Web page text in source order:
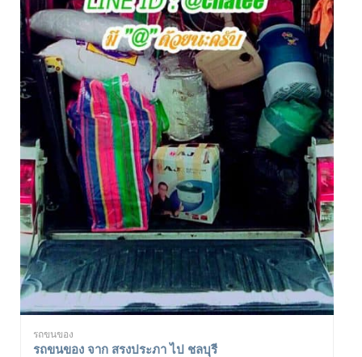
รถขนของ
รถขนของ จาก สรงประภา ไป ชลบุรี